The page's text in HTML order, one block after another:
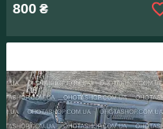
800 ₴